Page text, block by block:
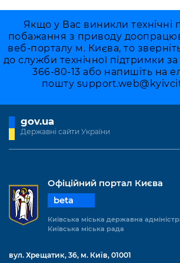
Якщо у Вас виникли технічні
побажання з приводу
веб-порталу м. Києва, то
до служби технічної підтримки
366-80-13 або напишіть на
пошту
gov.ua
Державні сайти України
Офіційний портал Києва
beta
Київська міська державна
Київська міська рада
вул. Хрещатик, 36, м. Київ, 01001